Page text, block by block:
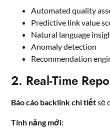
Automated quality
Predictive link value
Natural language
Anomaly detection
Recommendation
2. Real-Time
Báo cáo backlink chi tiếtsẽ
Tính năng mới: